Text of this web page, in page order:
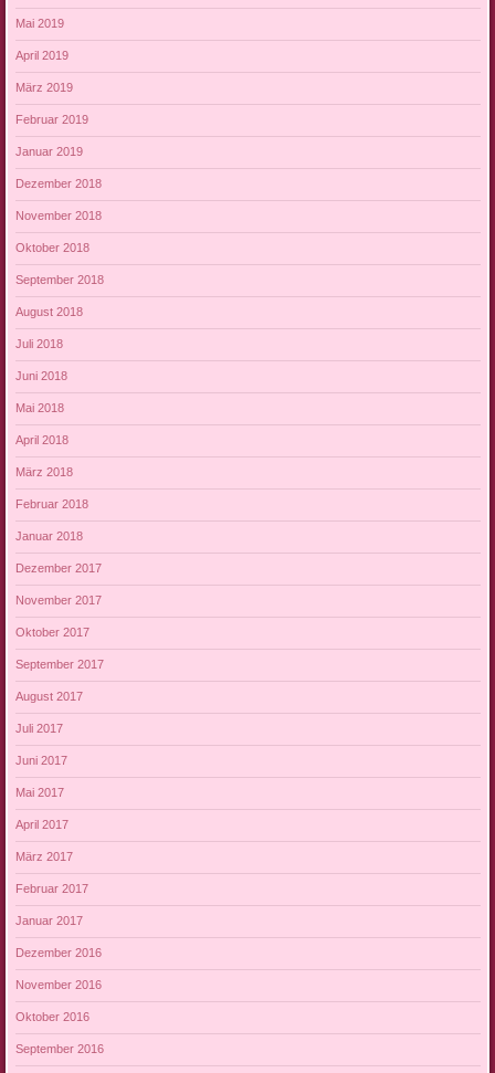
Mai 2019
April 2019
März 2019
Februar 2019
Januar 2019
Dezember 2018
November 2018
Oktober 2018
September 2018
August 2018
Juli 2018
Juni 2018
Mai 2018
April 2018
März 2018
Februar 2018
Januar 2018
Dezember 2017
November 2017
Oktober 2017
September 2017
August 2017
Juli 2017
Juni 2017
Mai 2017
April 2017
März 2017
Februar 2017
Januar 2017
Dezember 2016
November 2016
Oktober 2016
September 2016